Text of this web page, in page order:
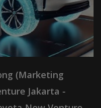
(Marketing
Jakarta -